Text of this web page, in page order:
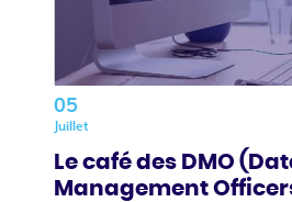
05
Juillet
Le café des DMO
Management